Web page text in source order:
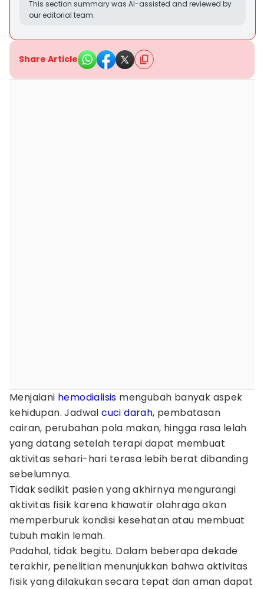
This section summary was AI-assisted and reviewed by
our editorial team.
Share Article
Menjalani hemodialisis mengubah banyak aspek
kehidupan. Jadwalcuci darah, pembatasan
cairan, perubahan pola makan, hingga rasa lelah
yang datang setelah terapi dapat membuat
aktivitas sehari-hari terasa lebih berat dibanding
sebelumnya.
Tidak sedikit pasien yang akhirnya mengurangi
aktivitas fisik karena khawatir olahraga akan
memperburuk kondisi kesehatan atau membuat
tubuh makin lemah.
Padahal, tidak begitu. Dalam beberapa dekade
terakhir, penelitian menunjukkan bahwa aktivitas
fisik yang dilakukan secara tepat dan aman dapat